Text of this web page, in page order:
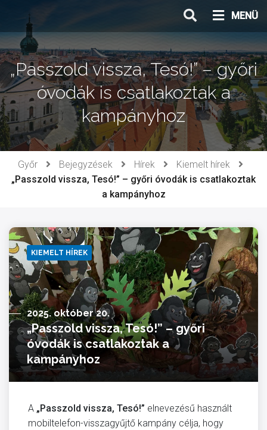
tartalomhoz
MENÜ
„Passzold vissza, Tesó!” – győri
óvodák is csatlakoztak a
kampányhoz
Győr Bejegyzések Hírek
Kiemelt hírek
„Passzold vissza, Tesó!” – győri óvodák is csatlakoztak
a kampányhoz
KIEMELT HÍREK
2025. október 20.
„Passzold vissza, Tesó!” – győri
óvodák is csatlakoztak a
kampányhoz
A „Passzold vissza, Tesó!” elnevezésű használt
mobiltelefon-visszagyűjtő kampány célja, hogy